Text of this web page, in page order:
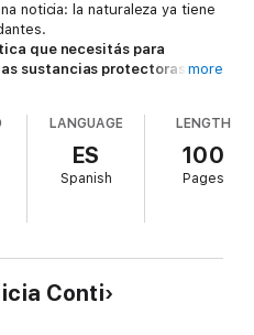
noticia: la naturaleza ya tiene
que necesitás para
sustancias protectoras,
protegido.
a descubrir:
— E, A, C y todo el grupo B
alimentarias y los síntomas
— selenio, calcio,
bioflavonoides, licopeno,
y más — explicadas con
more
LANGUAGE
ES
Spanish
LENGTH
100
Pages
Conti